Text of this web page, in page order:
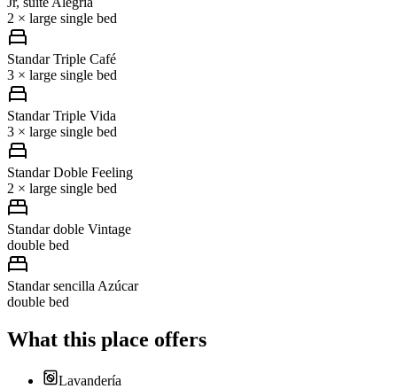
2 × large single bed
Standar Triple Café
3 × large single bed
Standar Triple Vida
3 × large single bed
Standar Doble Feeling
2 × large single bed
Standar doble Vintage
double bed
Standar sencilla Azúcar
double bed
What this place offers
Lavandería